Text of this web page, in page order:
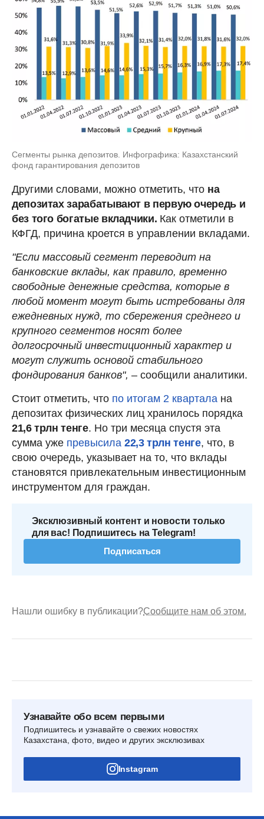
Сегменты рынка депозитов. Инфографика: Казахстанский
фонд гарантирования депозитов
Другими словами, можно отметить, что на
депозитах зарабатывают в первую очередь и
без того богатые вкладчики. Как отметили в
КФГД, причина кроется в управлении вкладами.
"Если массовый сегмент переводит на
банковские вклады, как правило, временно
свободные денежные средства, которые в
любой момент могут быть истребованы для
ежедневных нужд, то сбережения среднего и
крупного сегментов носят более
долгосрочный инвестиционный характер и
могут служить основой стабильного
фондирования банков", – сообщили аналитики.
Стоит отметить, что по итогам 2 квартала на
депозитах физических лиц хранилось порядка
21,6 трлн тенге. Но три месяца спустя эта
сумма уже превысила 22,3 трлн тенге, что, в
свою очередь, указывает на то, что вклады
становятся привлекательным инвестиционным
инструментом для граждан.
Эксклюзивный контент и новости только
для вас! Подпишитесь на Telegram!
Подписаться
Нашли ошибку в публикации?Сообщите нам об этом.
Узнавайте обо всем первыми
Подпишитесь и узнавайте о свежих новостях
Казахстана, фото, видео и других эксклюзивах
Instagram